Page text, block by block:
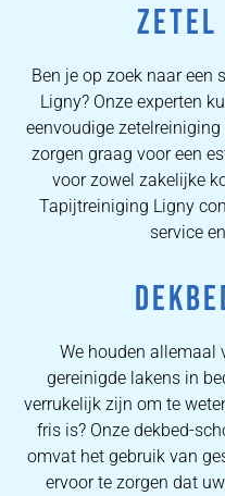
Ben je op zoek naar een
Ligny? Onze experten
eenvoudige
zorgen graag voor een
voor zowel zakelijke
Tapijtreiniging Ligny
service
We houden allemaal
gereinigde lakens in
verrukelijk zijn om te
fris is? Onze dekbed-
omvat het gebruik van
ervoor te zorgen dat